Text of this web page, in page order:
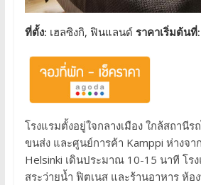
ที่ตั้ง: เฮลซิงกิ, ฟินแลนด์ ราคาเริ่มต้นที่:
โรงแรมตั้งอยู่ใจกลางเมือง ใกล้สถานี
ขนส่ง และศูนย์การค้า Kamppi ห่างจา
Helsinki เดินประมาณ 10-15 นาที โร
สระว่ายน้ำ ฟิตเนส และร้านอาหาร ห้